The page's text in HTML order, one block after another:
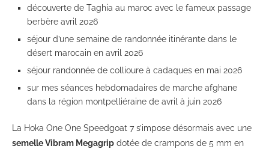
découverte de Taghia au maroc avec le fameux passage
berbère avril 2026
séjour d’une semaine de randonnée itinérante dans le
désert marocain en avril 2026
séjour randonnée de collioure à cadaques en mai 2026
sur mes séances hebdomadaires de marche afghane
dans la région montpelliéraine de avril à juin 2026
La Hoka One One Speedgoat 7 s’impose désormais avec une
semelle Vibram Megagrip dotée de crampons de 5 mm en